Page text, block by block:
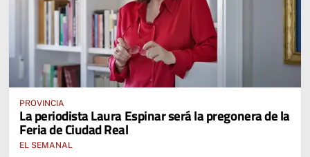
PROVINCIA
La periodista Laura Espinar será la pregonera de la
Feria de Ciudad Real
EL SEMANAL